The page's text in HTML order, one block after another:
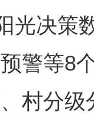
光决
警等8
村分